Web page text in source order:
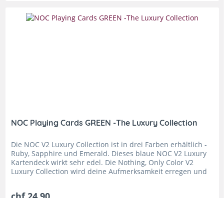
NOC Playing Cards GREEN -The Luxury Collection
Die NOC V2 Luxury Collection ist in drei Farben erhältlich -
Ruby, Sapphire und Emerald. Dieses blaue NOC V2 Luxury
Kartendeck wirkt sehr edel. Die Nothing, Only Color V2
Luxury Collection wird deine Aufmerksamkeit erregen und